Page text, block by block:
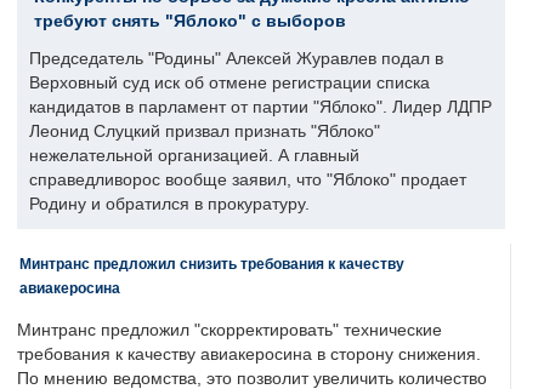
требуют снять "Яблоко" с выборов
Председатель "Родины" Алексей Журавлев подал в
Верховный суд иск об отмене регистрации списка
кандидатов в парламент от партии "Яблоко". Лидер ЛДПР
Леонид Слуцкий призвал признать "Яблоко"
нежелательной организацией. А главный
справедливорос вообще заявил, что "Яблоко" продает
Родину и обратился в прокуратуру.
Минтранс предложил снизить требования к качеству
авиакеросина
Минтранс предложил "скорректировать" технические
требования к качеству авиакеросина в сторону снижения.
По мнению ведомства, это позволит увеличить количество